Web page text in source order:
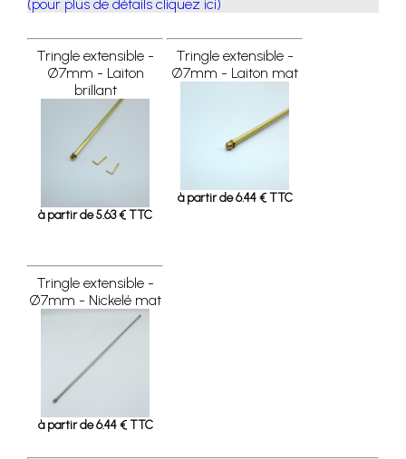
(pour plus de détails cliquez ici)
Tringle extensible -
Ø7mm - Laiton
brillant
à partir de 5.63 € TTC
Tringle extensible -
Ø7mm - Laiton mat
à partir de 6.44 € TTC
Tringle extensible -
Ø7mm - Nickelé mat
à partir de 6.44 € TTC